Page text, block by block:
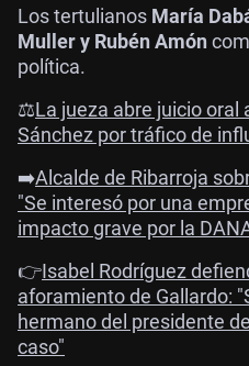
Los tertulianos María
Muller y Rubén Amón
política.
⚖️La jueza abre juicio oral
Sánchez por tráfico de
➡️Alcalde de Ribarroja
"Se interesó por una
impacto grave por la
👉Isabel Rodríguez
aforamiento de Gallardo:
hermano del presidente
caso"